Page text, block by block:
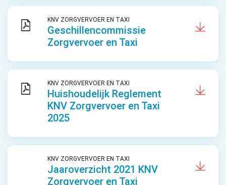
KNV ZORGVERVOER EN TAXI
Geschillencommissie
Zorgvervoer en Taxi
KNV ZORGVERVOER EN TAXI
Huishoudelijk Reglement
KNV Zorgvervoer en Taxi
2025
KNV ZORGVERVOER EN TAXI
Jaaroverzicht 2021 KNV
Zorgvervoer en Taxi